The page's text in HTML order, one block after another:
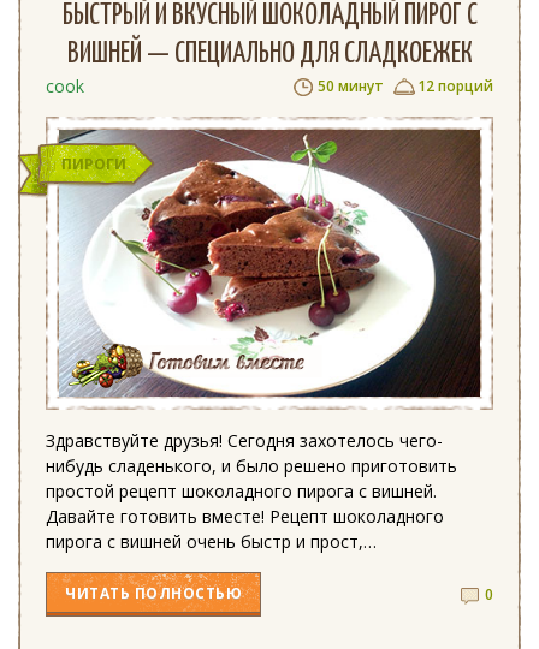
БЫСТРЫЙ И ВКУСНЫЙ ШОКОЛАДНЫЙ ПИРОГ С
ВИШНЕЙ — СПЕЦИАЛЬНО ДЛЯ СЛАДКОЕЖЕК
cook 50 минут 12 порций
ПИРОГИ
Здравствуйте друзья! Сегодня захотелось чего-
нибудь сладенького, и было решено приготовить
простой рецепт шоколадного пирога с вишней.
Давайте готовить вместе! Рецепт шоколадного
пирога с вишней очень быстр и прост,…
ЧИТАТЬ ПОЛНОСТЬЮ 0